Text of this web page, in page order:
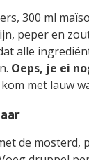
300 ml
peper en
alle
Oeps, je ei
met lauw
de mosterd,